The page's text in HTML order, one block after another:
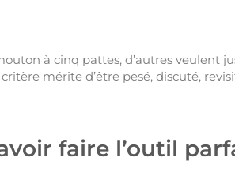
à cinq pattes, d’autres veulent
mérite d’être pesé, discuté,
faire l’outil